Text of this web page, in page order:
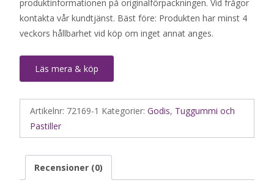
produktinformationen på originalförpackningen. Vid frågor
kontakta vår kundtjänst. Bäst före: Produkten har minst 4
veckors hållbarhet vid köp om inget annat anges.
Läs mera & köp
Artikelnr: 72169-1 Kategorier: Godis, Tuggummi och
Pastiller
Recensioner (0)